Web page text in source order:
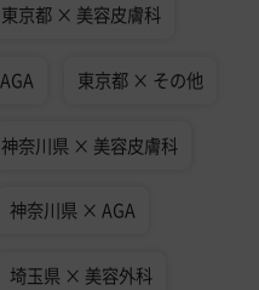
東京都 × 美容皮膚科
東京都 × その他
神奈川県 × 美容皮膚科
神奈川県 × AGA
埼玉県 × 美容外科